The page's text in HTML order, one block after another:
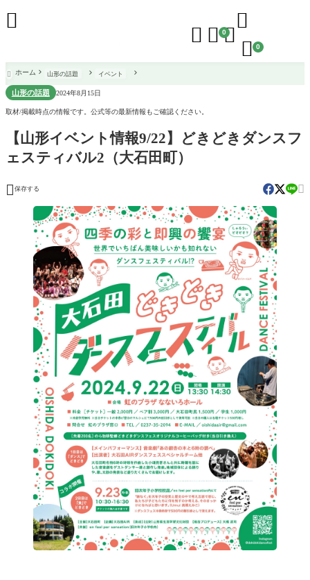
  0

 0

 ホーム 山形の話題 イベント
山形の話題 2024年8月15日
取材/掲載時点の情報です。公式等の最新情報もご確認ください。
【山形イベント情報9/22】どきどきダンスフ
ェスティバル2（大石田町）
 保存する 